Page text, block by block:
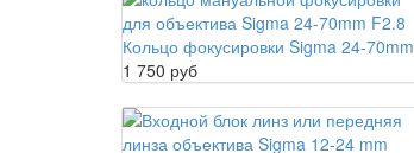
Кольцо фокусировки Sigma 24-70mm
1 750 руб